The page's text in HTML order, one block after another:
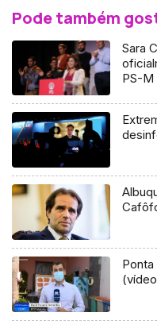
Pode também
Sara
PS-M
Ponta